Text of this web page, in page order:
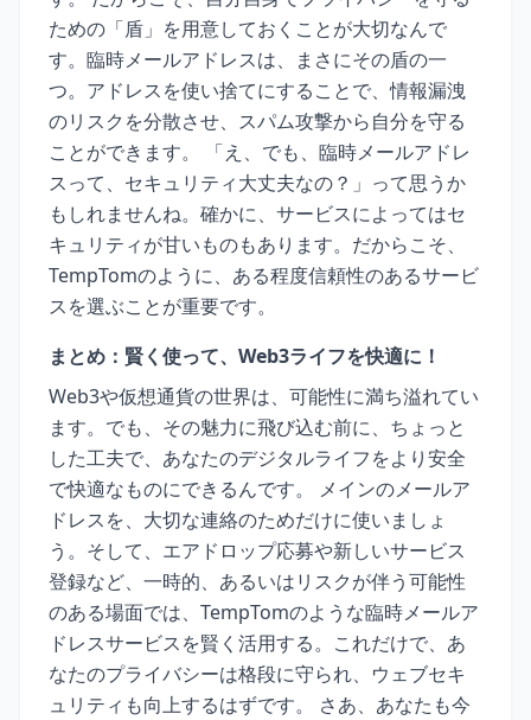
ための「盾」を用意しておくことが大切なんで
す。臨時メールアドレスは、まさにその盾の一
つ。アドレスを使い捨てにすることで、情報漏洩
のリスクを分散させ、スパム攻撃から自分を守る
ことができます。 「え、でも、臨時メールアドレ
スって、セキュリティ大丈夫なの？」って思うか
もしれませんね。確かに、サービスによってはセ
キュリティが甘いものもあります。だからこそ、
TempTomのように、ある程度信頼性のあるサービ
スを選ぶことが重要です。
まとめ：賢く使って、Web3ライフを快適に！
Web3や仮想通貨の世界は、可能性に満ち溢れてい
ます。でも、その魅力に飛び込む前に、ちょっと
した工夫で、あなたのデジタルライフをより安全
で快適なものにできるんです。 メインのメールア
ドレスを、大切な連絡のためだけに使いましょ
う。そして、エアドロップ応募や新しいサービス
登録など、一時的、あるいはリスクが伴う可能性
のある場面では、TempTomのような臨時メールア
ドレスサービスを賢く活用する。これだけで、あ
なたのプライバシーは格段に守られ、ウェブセキ
ュリティも向上するはずです。 さあ、あなたも今